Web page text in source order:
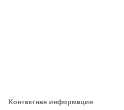
Контактная информация